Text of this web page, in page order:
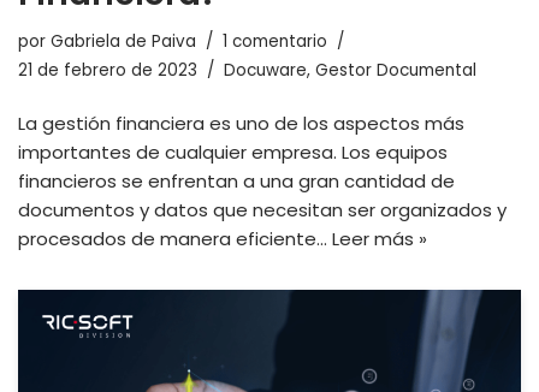
por Gabriela de Paiva
1 comentario
21 de febrero de 2023
Docuware, Gestor Documental
La gestión financiera es uno de los aspectos más
importantes de cualquier empresa. Los equipos
financieros se enfrentan a una gran cantidad de
documentos y datos que necesitan ser organizados y
procesados de manera eficiente… Leer más »